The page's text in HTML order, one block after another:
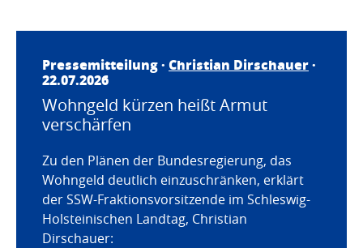
Pressemitteilung · Christian Dirschauer·
22.07.2026
Wohngeld kürzen heißt Armut
verschärfen
Zu den Plänen der Bundesregierung, das
Wohngeld deutlich einzuschränken, erklärt
der SSW-Fraktionsvorsitzende im Schleswig-
Holsteinischen Landtag, Christian
Dirschauer: